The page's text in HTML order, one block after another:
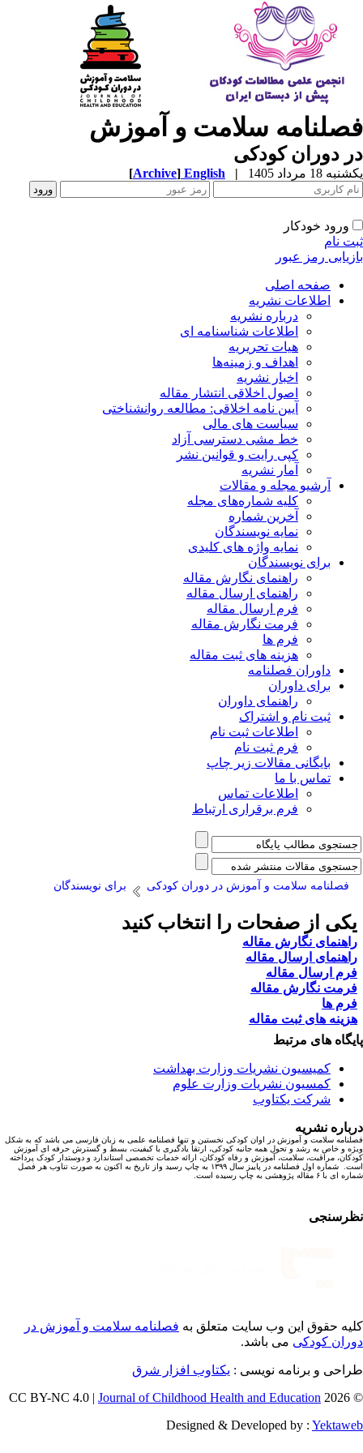
سلامت و آموزش
دوران کودکی
18 مرداد 1405 |
English
[Archive]
ورود خودکار
نام
رمز عبور
صفحه اصلی
اطلاعات نشریه
درباره نشریه
اطلاعات شناسنامه ای
هیات تحریریه
اهداف و زمینه‌ها
اخبار نشریه
اصول اخلاقی انتشار مقاله
آیین نامه اخلاقی: مطالعه روانشناختی
سیاست های مالی
خط مشی دسترسی آزاد
کپی رایت و قوانین نشر
آمار نشریه
آرشیو مجله و مقالات
کلیه شماره‌های مجله
آخرین شماره
نمایه نویسندگان
نمایه واژه های کلیدی
برای نویسندگان
راهنمای نگارش مقاله
راهنمای ارسال مقاله
فرم ارسال مقاله
فرمت نگارش مقاله
فرم ها
هزینه های ثبت مقاله
داوران فصلنامه
برای داوران
راهنمای داوران
ثبت نام و اشتراک
اطلاعات ثبت نام
فرم ثبت نام
بایگانی مقالات زیر چاپ
تماس با ما
اطلاعات تماس
فرم برقراری ارتباط
فصلنامه سلامت و آموزش در دوران کودکی برای نویسندگان
از صفحات را انتخاب کنید
نگارش مقاله
ارسال مقاله
ارسال مقاله
نگارش مقاله
ها
های ثبت مقاله
های مرتبط
کمیسیون نشریات وزارت بهداشت
کمسیون نشریات وزارت علوم
شرکت یکتاوب
نشریه
سلامت و آموزش در اوان کودکی نخستین و تنها فصلنامه علمی به زبان فارسی می باشد که به شکل
و خاص به رشد و تحول همه جانبه کودکی، ارتقا یادگیری با کیفیت، بسط و گسترش حرفه ای آموزش
مراقبت، سلامت، آموزش و رفاه کودکان، ارائه خدمات تخصصی استاندارد و دوستدار کودک پرداخته
است. شماره اول فصلنامه در پاییز سال ۱۳۹۹ به چاپ رسید واز تاریخ به اکنون به صورت تناوب هر فصل
۶ مقاله پژوهشی به چاپ رسیده است.
حقوق این وب سایت متعلق بهفصلنامه سلامت و آموزش در
کودکیمی باشد.
و برنامه نویسی : یکتاوب افزار شرق
©
Journal of Childhood Health and Education
Designed & Developed by :